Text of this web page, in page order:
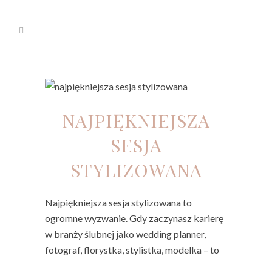
NAJPIĘKNIEJSZA
SESJA
STYLIZOWANA
Najpiękniejsza sesja stylizowana to
ogromne wyzwanie. Gdy zaczynasz karierę
w branży ślubnej jako wedding planner,
fotograf, florystka, stylistka, modelka – to